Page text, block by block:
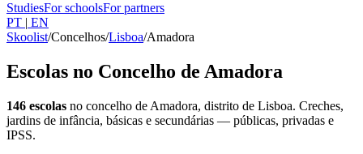
StudiesFor schoolsFor partners
PT | EN
Skoolist/Concelhos/Lisboa/Amadora
Escolas no Concelho de Amadora
146 escolas no concelho de Amadora, distrito de Lisboa. Creches,
jardins de infância, básicas e secundárias — públicas, privadas e
IPSS.